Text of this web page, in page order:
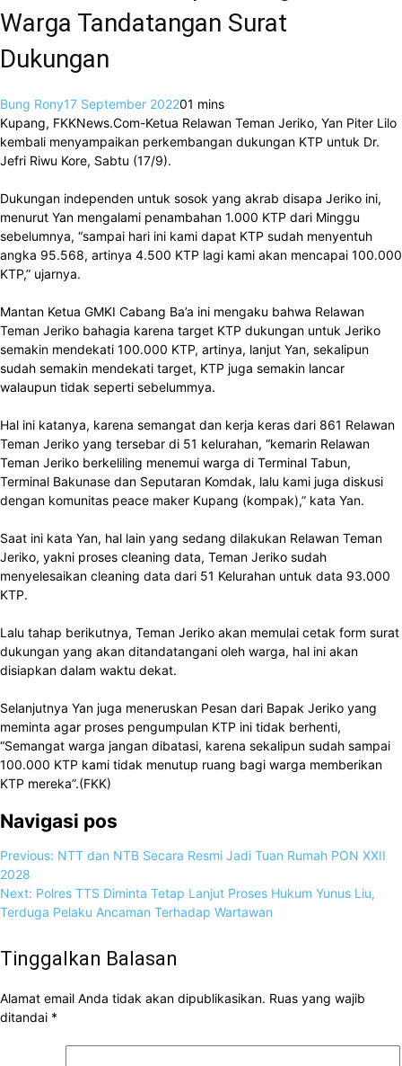
Warga Tandatangan Surat
Dukungan
Bung Rony17 September 202201 mins
Kupang, FKKNews.Com-Ketua Relawan Teman Jeriko, Yan Piter Lilo
kembali menyampaikan perkembangan dukungan KTP untuk Dr.
Jefri Riwu Kore, Sabtu (17/9).
Dukungan independen untuk sosok yang akrab disapa Jeriko ini,
menurut Yan mengalami penambahan 1.000 KTP dari Minggu
sebelumnya, “sampai hari ini kami dapat KTP sudah menyentuh
angka 95.568, artinya 4.500 KTP lagi kami akan mencapai 100.000
KTP,” ujarnya.
Mantan Ketua GMKI Cabang Ba’a ini mengaku bahwa Relawan
Teman Jeriko bahagia karena target KTP dukungan untuk Jeriko
semakin mendekati 100.000 KTP, artinya, lanjut Yan, sekalipun
sudah semakin mendekati target, KTP juga semakin lancar
walaupun tidak seperti sebelummya.
Hal ini katanya, karena semangat dan kerja keras dari 861 Relawan
Teman Jeriko yang tersebar di 51 kelurahan, “kemarin Relawan
Teman Jeriko berkeliling menemui warga di Terminal Tabun,
Terminal Bakunase dan Seputaran Komdak, lalu kami juga diskusi
dengan komunitas peace maker Kupang (kompak),” kata Yan.
Saat ini kata Yan, hal lain yang sedang dilakukan Relawan Teman
Jeriko, yakni proses cleaning data, Teman Jeriko sudah
menyelesaikan cleaning data dari 51 Kelurahan untuk data 93.000
KTP.
Lalu tahap berikutnya, Teman Jeriko akan memulai cetak form surat
dukungan yang akan ditandatangani oleh warga, hal ini akan
disiapkan dalam waktu dekat.
Selanjutnya Yan juga meneruskan Pesan dari Bapak Jeriko yang
meminta agar proses pengumpulan KTP ini tidak berhenti,
“Semangat warga jangan dibatasi, karena sekalipun sudah sampai
100.000 KTP kami tidak menutup ruang bagi warga memberikan
KTP mereka”.(FKK)
Navigasi pos
Previous: NTT dan NTB Secara Resmi Jadi Tuan Rumah PON XXII
2028
Next: Polres TTS Diminta Tetap Lanjut Proses Hukum Yunus Liu,
Terduga Pelaku Ancaman Terhadap Wartawan
Tinggalkan Balasan
Alamat email Anda tidak akan dipublikasikan. Ruas yang wajib
ditandai *